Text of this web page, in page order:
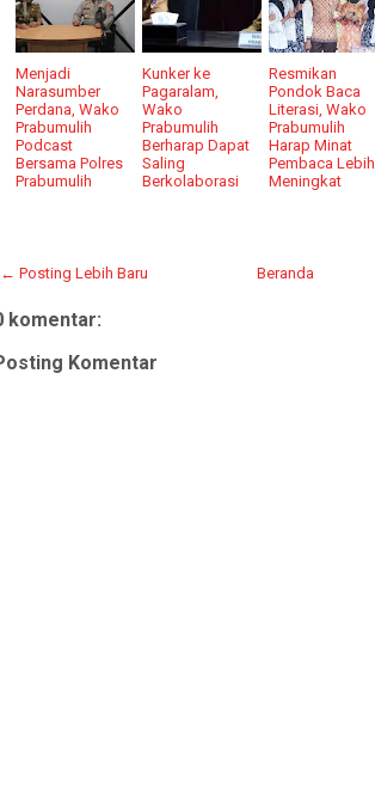
Menjadi
Narasumber
Perdana, Wako
Prabumulih
Podcast
Bersama Polres
Prabumulih
Kunker ke
Pagaralam,
Wako
Prabumulih
Berharap Dapat
Saling
Berkolaborasi
Resmikan
Pondok Baca
Literasi, Wako
Prabumulih
Harap Minat
Pembaca Lebih
Meningkat
← Posting Lebih Baru Beranda
komentar:
Komentar